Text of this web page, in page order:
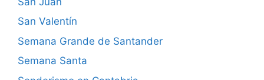
San Valentín
Semana Grande de Santander
Semana Santa